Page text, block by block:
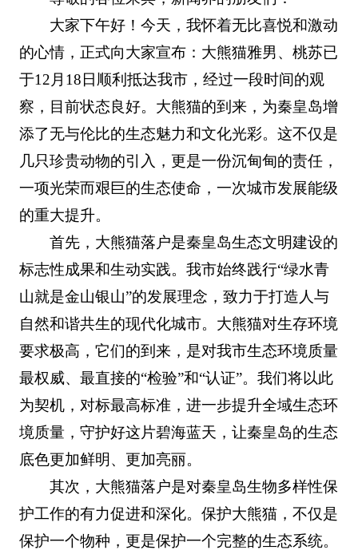
大家下午好！今天，我怀着无比喜悦和激动
的心情，正式向大家宣布：大熊猫雅男、桃苏已
于12月18日顺利抵达我市，经过一段时间的观
察，目前状态良好。大熊猫的到来，为秦皇岛增
添了无与伦比的生态魅力和文化光彩。这不仅是
几只珍贵动物的引入，更是一份沉甸甸的责任，
一项光荣而艰巨的生态使命，一次城市发展能级
的重大提升。
首先，大熊猫落户是秦皇岛生态文明建设的
标志性成果和生动实践。我市始终践行“绿水青
山就是金山银山”的发展理念，致力于打造人与
自然和谐共生的现代化城市。大熊猫对生存环境
要求极高，它们的到来，是对我市生态环境质量
最权威、最直接的“检验”和“认证”。我们将以此
为契机，对标最高标准，进一步提升全域生态环
境质量，守护好这片碧海蓝天，让秦皇岛的生态
底色更加鲜明、更加亮丽。
其次，大熊猫落户是对秦皇岛生物多样性保
护工作的有力促进和深化。保护大熊猫，不仅是
保护一个物种，更是保护一个完整的生态系统。